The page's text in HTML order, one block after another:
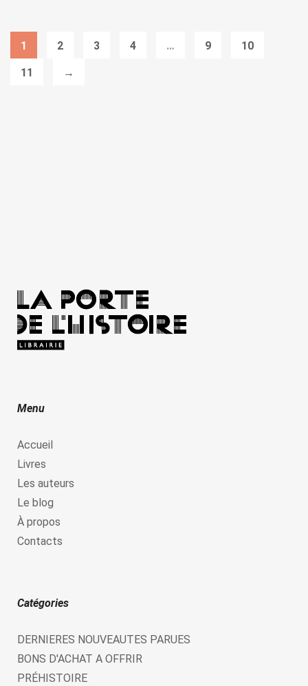
1 2 3 4 … 9 10
11 →
Menu
Accueil
Livres
Les auteurs
Le blog
À propos
Contacts
Catégories
DERNIERES NOUVEAUTES PARUES
BONS D'ACHAT A OFFRIR
PRÉHISTOIRE